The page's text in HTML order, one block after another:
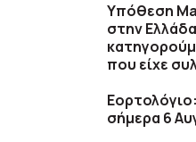
Υπόθεση
στην
που είχε
σήμερα 6